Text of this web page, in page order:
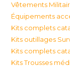
Vêtements
Équipements
Kits complets
Kits outillages
Kits complets
Kits Trousses